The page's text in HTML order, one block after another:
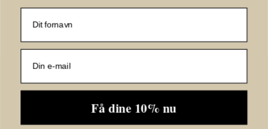
PananSZ SS Blouse
30515667-183918
299,95 DKK
Fornavn
E-mail
Få dine 10% nu